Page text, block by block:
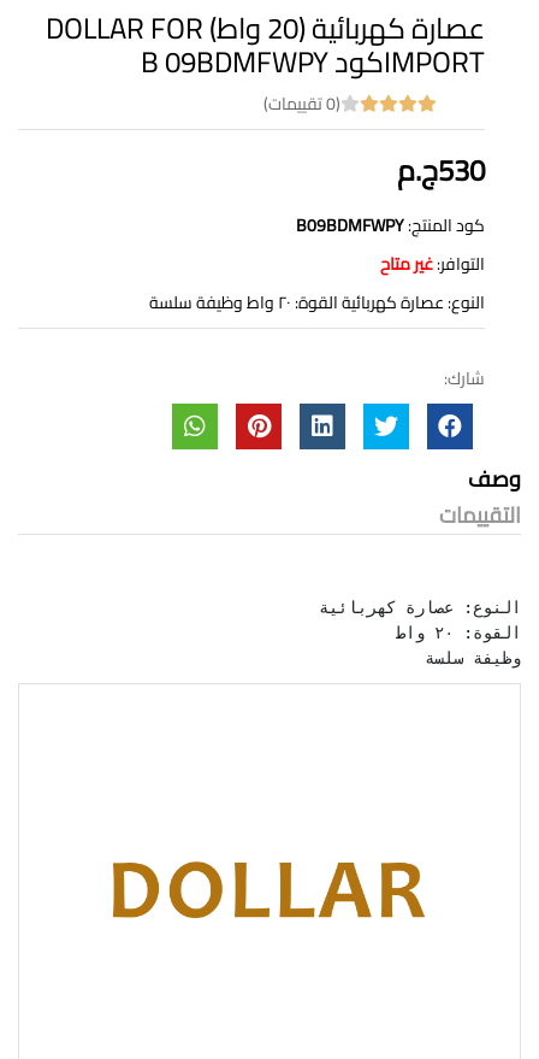
عصارة كهربائية (20 واط) DOLLAR FOR
IMPORTكود B 09BDMFWPY
(0 تقييمات)
530ج.م
كود المنتج:B09BDMFWPY
التوافر:غير متاح
النوع: عصارة كهربائية القوة: ٢٠ واط وظيفة سلسة
شارك:
وصف
التقييمات
وظيفة سلسة